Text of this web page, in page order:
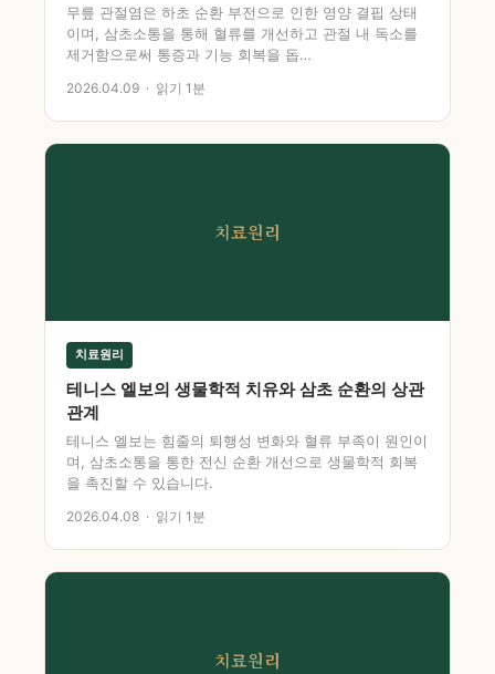
무릎 관절염은 하초 순환 부전으로 인한 영양 결핍 상태
이며, 삼초소통을 통해 혈류를 개선하고 관절 내 독소를
제거함으로써 통증과 기능 회복을 돕…
2026.04.09 · 읽기 1분
치료원리
치료원리
테니스 엘보의 생물학적 치유와 삼초 순환의 상관
관계
테니스 엘보는 힘줄의 퇴행성 변화와 혈류 부족이 원인이
며, 삼초소통을 통한 전신 순환 개선으로 생물학적 회복
을 촉진할 수 있습니다.
2026.04.08 · 읽기 1분
치료원리